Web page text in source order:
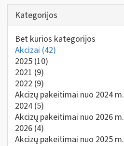
Kategorijos
Bet kurios kategorijos
Akcizai (42)
2025 (10)
2021 (9)
2022 (9)
Akcizų pakeitimai nuo 2024 m.
2024 (5)
Akcizų pakeitimai nuo 2026 m.
2026 (4)
Akcizų pakeitimai nuo 2025 m.